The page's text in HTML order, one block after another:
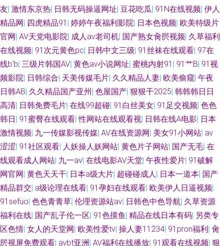
友| 激情东京热| 日韩无码操逼网址| 豆花吃瓜| 91N在线视频| 伊人
精品网| 四虎精品91 | 婷婷午夜福利影院| 日本色视频| 欧美特级片
官网| AV天党电影院| 成人av老司机| 国产熟女肏屄视频| 久草福利
在线视频| 91次元黄色pc| 日韩中文三级| 91丝袜在线观看| 97在
线b'b| 三级片韩国AV| 黄色av小说网址| 蜜桃内射91 | 91艹B| 91视
频影院| 日韩综合| 天美传媒毛片| 久久精品人妻| 欧美偷窥| 午夜
日韩AB| 久久精品国产亚州 | 色屋国产| 狠狠干2025| 韩韩韩日日
高清| 日韩免费毛片| 在线99超碰| 91白丝美女| 91足交视频| 色色
韩日| 91蜜臀在线观看|性网站在线观看视| 日韩在线A电影| 日本
激情视频| 九一传媒影视传媒| AV在线资源网| 美女91小网站| av
涩涩| 91社区观看| 人妖操人妖网站| 黄色片子网站| 国产无毛| 在
线观看成人网站| 九一av| 在线电影AV天堂| 午夜性爱片| 91破解
网官网| 黄色天天干| 日本a级大片| 超碰碰成人| 日本一道本| 国产
精品群交| a级论理在线看| 91孕妇在线观看| 欧美伊人日逼视频|
91sefuo| 色色青青草| 伦理资源站av| 日韩色中色导航| 久草资源
福利在线| 国产乱子伦一区| 91色摸鱼 | 精品在线日本有码| 另类专
区色情| 女人的天堂网| 欧美性爱tv| 操人妻11234| 91pron福利| 肏
屄视屏免费观看| avbt亚洲 | AV福利在线播放| 91观看在线视频| 狠